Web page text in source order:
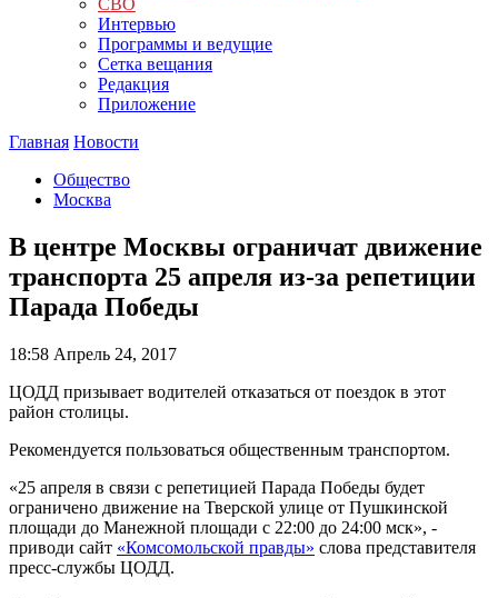
СВО
Интервью
Программы и ведущие
Сетка вещания
Редакция
Приложение
Главная Новости
Общество
Москва
В центре Москвы ограничат движение
транспорта 25 апреля из-за репетиции
Парада Победы
18:58 Апрель 24, 2017
ЦОДД призывает водителей отказаться от поездок в этот
район столицы.
Рекомендуется пользоваться общественным транспортом.
«25 апреля в связи с репетицией Парада Победы будет
ограничено движение на Тверской улице от Пушкинской
площади до Манежной площади с 22:00 до 24:00 мск», -
приводи сайт «Комсомольской правды» слова представителя
пресс-службы ЦОДД.